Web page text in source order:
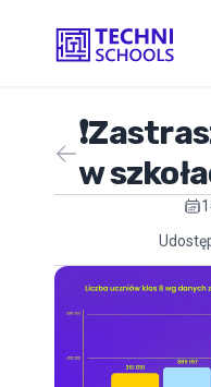
O NAS
WYDARZENIA
w